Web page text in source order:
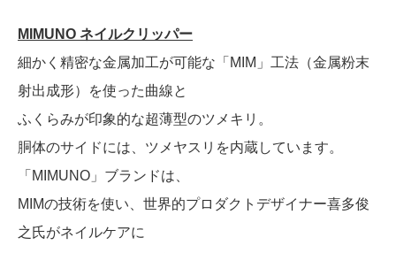
MIMUNO ネイルクリッパー
細かく精密な金属加工が可能な「MIM」工法（金属粉末
射出成形）を使った曲線と
ふくらみが印象的な超薄型のツメキリ。
胴体のサイドには、ツメヤスリを内蔵しています。
「MIMUNO」ブランドは、
MIMの技術を使い、世界的プロダクトデザイナー喜多俊
之氏がネイルケアに